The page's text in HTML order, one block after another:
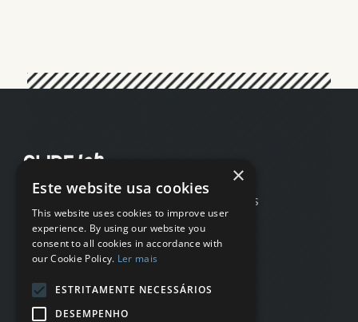
Case studies
Method
Services
Portfolio
Testimonials
FAQs
About
Newsletter
Portuguese
×
Este website usa cookies
This website uses cookies to improve user
experience. By using our website you
consent to all cookies in accordance with
our Cookie Policy. Ler mais
ESTRITAMENTE NECESSÁRIOS
DESEMPENHO